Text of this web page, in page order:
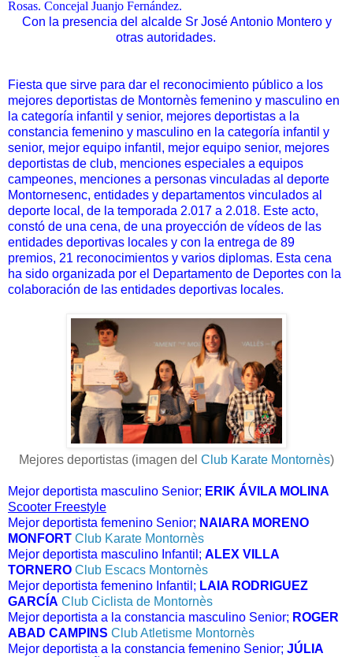
Rosas. Concejal Juanjo Fernández.
Con la presencia del alcalde Sr José Antonio Montero y
otras autoridades.
Fiesta que sirve para dar el reconocimiento público a los
mejores deportistas de Montornès femenino y masculino en
la categoría infantil y senior, mejores deportistas a la
constancia femenino y masculino en la categoría infantil y
senior, mejor equipo infantil, mejor equipo senior, mejores
deportistas de club, menciones especiales a equipos
campeones, menciones a personas vinculadas al deporte
Montornesenc, entidades y departamentos vinculados al
deporte local, de la temporada 2.017 a 2.018. Este acto,
constó de una cena, de una proyección de vídeos de las
entidades deportivas locales y con la entrega de 89
premios, 21 reconocimientos y varios diplomas. Esta cena
ha sido organizada por el Departamento de Deportes con la
colaboración de las entidades deportivas locales.
Mejores deportistas (imagen del Club Karate Montornès)
Mejor deportista masculino Senior; ERIK ÁVILA MOLINA
Scooter Freestyle
Mejor deportista femenino Senior; NAIARA MORENO
MONFORT Club Karate Montornès
Mejor deportista masculino Infantil; ALEX VILLA
TORNERO Club Escacs Montornès
Mejor deportista femenino Infantil; LAIA RODRIGUEZ
GARCÍA Club Ciclista de Montornès
Mejor deportista a la constancia masculino Senior; ROGER
ABAD CAMPINS Club Atletisme Montornès
Mejor deportista a la constancia femenino Senior; JÚLIA